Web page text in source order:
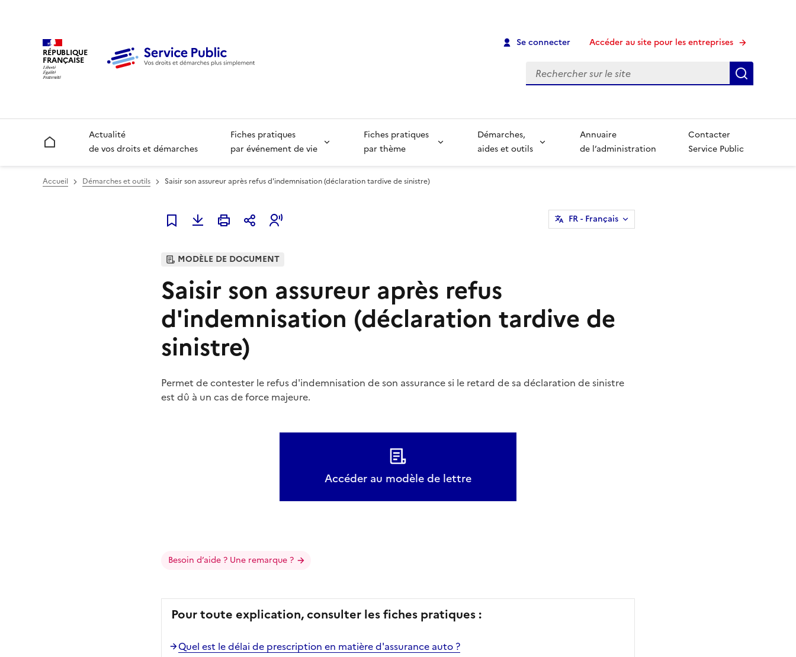
RÉPUBLIQUE
FRANÇAISE
Se connecter Accéder au site pour les entreprises
Recherche
Accueil
Actualité
de vos droits et démarches
Fiches pratiques
par événement de vie
Fiches pratiques
par thème
Démarches,
aides et outils
Annuaire
de l’administration
Contacter
Service Public
Accueil Démarches et outils Saisir son assureur après refus d'indemnisation (déclaration tardive de sinistre)
Ajouter à mes favoris
FR- Français
MODÈLE DE DOCUMENT
Saisir son assureur après refus
d'indemnisation (déclaration tardive de
sinistre)
Permet de contester le refus d'indemnisation de son assurance si le retard de sa déclaration de sinistre
est dû à un cas de force majeure.
Accéder au modèle de lettre
Besoin d’aide ? Une remarque ?
Pour toute explication, consulter les fiches pratiques :
Quel est le délai de prescription en matière d'assurance auto ?